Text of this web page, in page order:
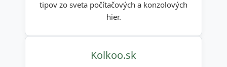
tipov zo sveta počítačových a konzolových
hier.
Kolkoo.sk